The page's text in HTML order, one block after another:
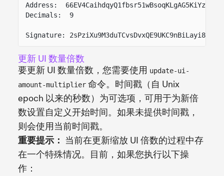
Address:
Decimals:  9
Signature:
更新 UI 数量倍数
要更新 UI 数量倍数，您需要使用 update-ui-
amount-multiplier 命令。时间戳（自 Unix
epoch 以来的秒数）为可选项，可用于为新倍
数设置自定义开始时间。如果未提供时间戳，
则会使用当前时间戳。
重要提示： 当前在更新缩放 UI 倍数的过程中存
在一个特殊情况。目前，如果您执行以下操
作：